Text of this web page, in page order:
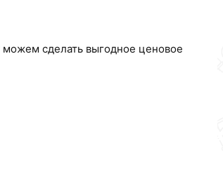
сделать выгодное ценовое